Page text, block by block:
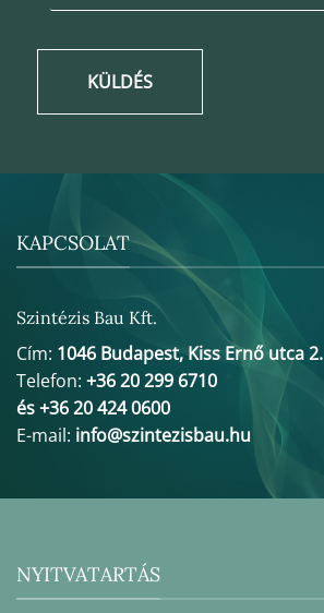
KÜLDÉS
KAPCSOLAT
Szintézis Bau Kft.
Cím: 1046 Budapest, Kiss Ernő utca 2.
Telefon: +36 20 299 6710
és +36 20 424 0600
E-mail: info@szintezisbau.hu
NYITVATARTÁS